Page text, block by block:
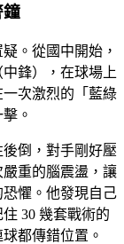
鐘
。從國中開始，
鋒），在球場上
次激烈的「藍綠
。
後倒，對手剛好壓
重的腦震盪，讓
懼。他發現自己
30 幾套戰術的
都傳錯位置。